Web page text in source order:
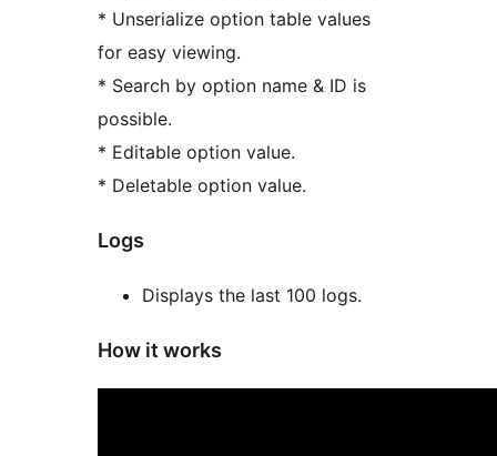
* Unserialize option table values
for easy viewing.
* Search by option name & ID is
possible.
* Editable option value.
* Deletable option value.
Logs
Displays the last 100 logs.
How it works